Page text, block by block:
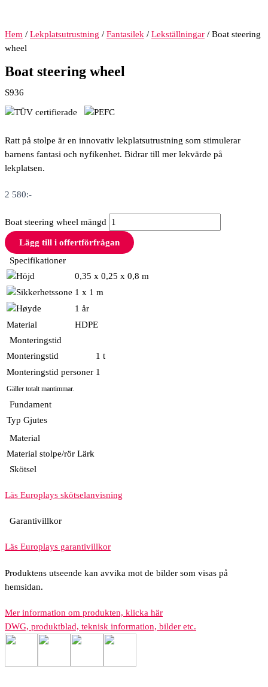
Hem / Lekplatsutrustning / Fantasilek / Lekställningar / Boat steering
wheel
Boat steering wheel
S936
Ratt på stolpe är en innovativ lekplatsutrustning som stimulerar
barnens fantasi och nyfikenhet. Bidrar till mer lekvärde på
lekplatsen.
2 580:-
Boat steering wheel mängd
Lägg till i offertförfrågan
Specifikationer
0,35 x 0,25 x 0,8 m
1 x 1 m
1 år
Material
HDPE
Monteringstid
Monteringstid
1 t
Monteringstid personer 1
Gäller totalt mantimmar.
Fundament
Typ Gjutes
Material
Material stolpe/rör Lärk
Skötsel
Läs Europlays skötselanvisning
Garantivillkor
Läs Europlays garantivillkor
Produktens utseende kan avvika mot de bilder som visas på
hemsidan.
Mer information om produkten, klicka här
DWG, produktblad, teknisk information, bilder etc.